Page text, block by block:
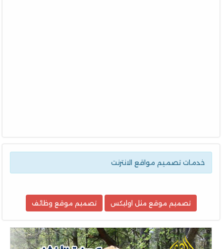
خدمات تصميم مواقع الانترنت
تصميم موقع مثل اوليكس تصميم موقع وظائف